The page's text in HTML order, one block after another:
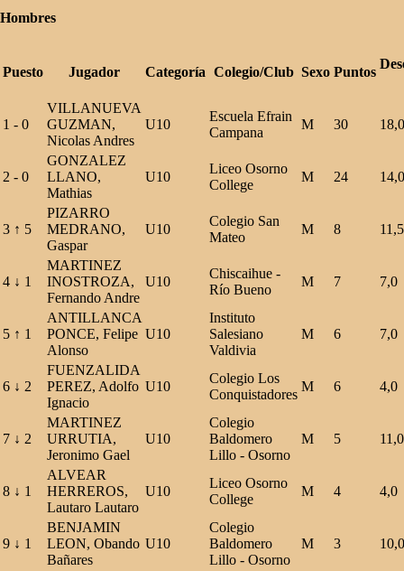
Hombres
Puesto Jugador Categoría Colegio/Club Sexo Puntos
1 - 0
VILLANUEVA
GUZMAN,
Nicolas Andres
U10
Escuela Efrain
Campana
M 30 18,0
2 - 0
GONZALEZ
LLANO,
Mathias
U10
Liceo Osorno
College
M 24 14,0
3 ↑ 5
PIZARRO
MEDRANO,
Gaspar
U10
Colegio San
Mateo
M 8 11,5
4 ↓ 1
MARTINEZ
INOSTROZA,
Fernando Andre
U10
Chiscaihue -
Río Bueno
M 7 7,0
5 ↑ 1
ANTILLANCA
PONCE, Felipe
Alonso
U10
Instituto
Salesiano
Valdivia
M 6 7,0
6 ↓ 2
FUENZALIDA
PEREZ, Adolfo
Ignacio
U10
Colegio Los
Conquistadores
M 6 4,0
7 ↓ 2
MARTINEZ
URRUTIA,
Jeronimo Gael
U10
Colegio
Baldomero
Lillo - Osorno
M 5 11,0
8 ↓ 1
ALVEAR
HERREROS,
Lautaro Lautaro
U10
Liceo Osorno
College
M 4 4,0
9 ↓ 1
BENJAMIN
LEON, Obando
Bañares
U10
Colegio
Baldomero
Lillo - Osorno
M 3 10,0